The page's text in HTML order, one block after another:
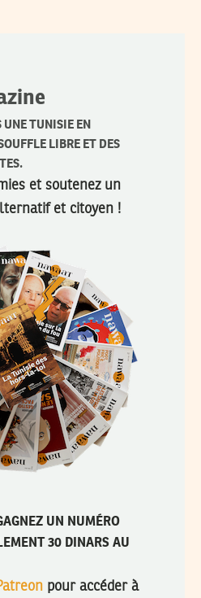
TUNISIE EN
LIBRE ET DES
et soutenez un
et citoyen !
UN NUMÉRO
30 DINARS AU
pour accéder à